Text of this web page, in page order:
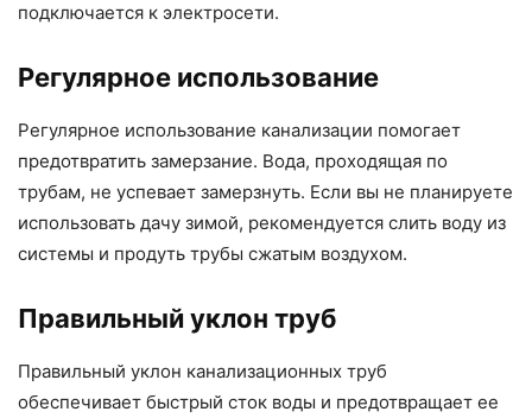
подключается к электросети.
Регулярное использование
Регулярное использование канализации помогает
предотвратить замерзание. Вода, проходящая по
трубам, не успевает замерзнуть. Если вы не планируете
использовать дачу зимой, рекомендуется слить воду из
системы и продуть трубы сжатым воздухом.
Правильный уклон труб
Правильный уклон канализационных труб
обеспечивает быстрый сток воды и предотвращает ее